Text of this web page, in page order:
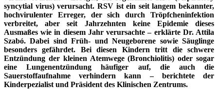
syncytial virus) verursacht. RSV ist ein seit langem bekannter,
hochvirulenter Erreger, der sich durch Tröpfcheninfektion
verbreitet, aber seit Jahrzehnten keine Epidemie dieses
Ausmaßes wie in diesem Jahr verursachte – erklärte Dr. Attila
Szabó. Dabei sind Früh- und Neugeborene sowie Säuglinge
besonders gefährdet. Bei diesen Kindern tritt die schwere
Entzündung der kleinen Atemwege (Bronchiolitis) oder sogar
eine Lungenentzündung häufiger auf, die auch die
Sauerstoffaufnahme verhindern kann – berichtete der
Kinderpezialist und Präsident des Klinischen Zentrums.